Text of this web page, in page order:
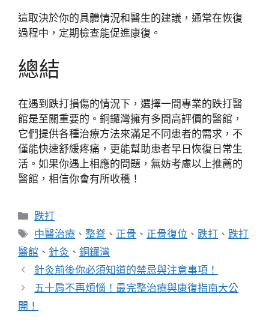
這取決於你的具體情況和醫生的建議，通常在恢復
過程中，定期檢查能促進康復。
總結
在遇到跌打損傷的情況下，選擇一間專業的跌打醫
館是至關重要的。銅鑼灣擁有多間高評價的醫館，
它們提供各種治療方法來滿足不同患者的需求，不
僅能快速舒緩疼痛，更能幫助患者早日恢復日常生
活。如果你遇上相應的問題，無妨考慮以上推薦的
醫館，相信你會有所收穫！
分
類
跌打
標
籤
中醫治療 、整脊 、 正骨 、 正骨復位 、跌打 、跌打
醫館 、 針灸 、 銅鑼灣
針灸前後你必須知道的禁忌與注意事項！
五十肩不再煩惱！最完整治療與康復指南大公
開！